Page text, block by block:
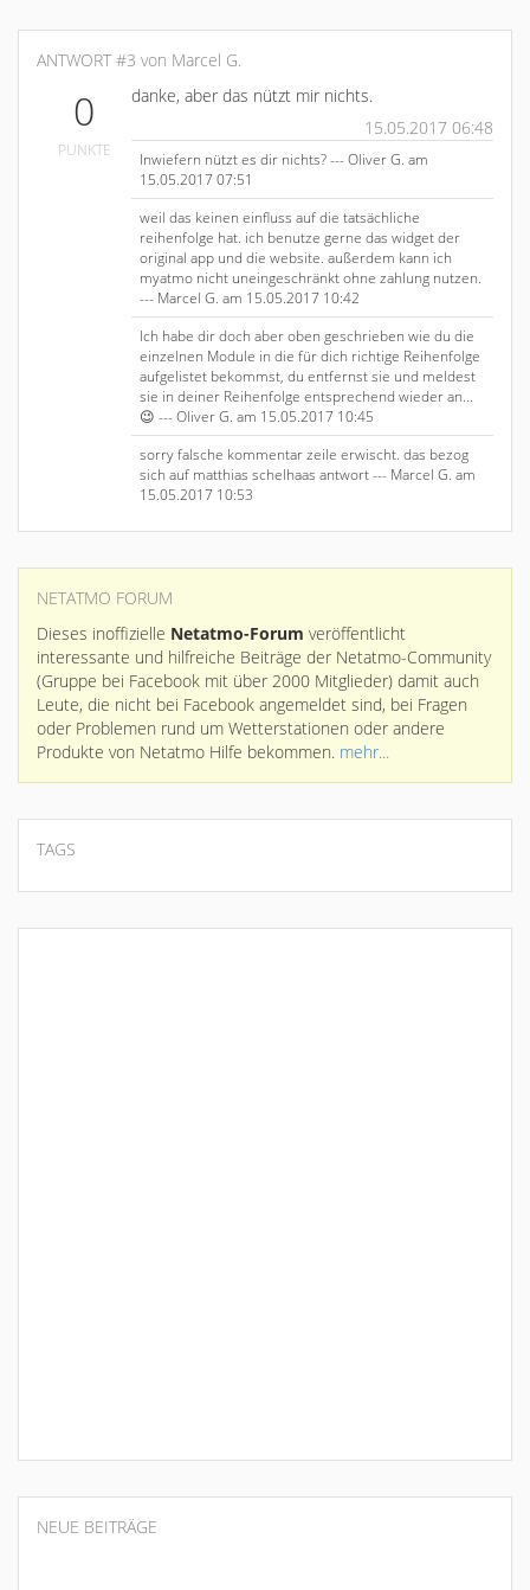
ANTWORT #3 von Marcel G.
0
PUNKTE
danke, aber das nützt mir nichts.
15.05.2017 06:48
Inwiefern nützt es dir nichts? --- Oliver G. am
15.05.2017 07:51
weil das keinen einfluss auf die tatsächliche
reihenfolge hat. ich benutze gerne das widget der
original app und die website. außerdem kann ich
myatmo nicht uneingeschränkt ohne zahlung nutzen.
--- Marcel G. am 15.05.2017 10:42
Ich habe dir doch aber oben geschrieben wie du die
einzelnen Module in die für dich richtige Reihenfolge
aufgelistet bekommst, du entfernst sie und meldest
sie in deiner Reihenfolge entsprechend wieder an...
😉 --- Oliver G. am 15.05.2017 10:45
sorry falsche kommentar zeile erwischt. das bezog
sich auf matthias schelhaas antwort --- Marcel G. am
15.05.2017 10:53
NETATMO FORUM
Dieses inoffizielle Netatmo-Forum veröffentlicht
interessante und hilfreiche Beiträge der Netatmo-Community
(Gruppe bei Facebook mit über 2000 Mitglieder) damit auch
Leute, die nicht bei Facebook angemeldet sind, bei Fragen
oder Problemen rund um Wetterstationen oder andere
Produkte von Netatmo Hilfe bekommen. mehr...
TAGS
NEUE BEITRÄGE